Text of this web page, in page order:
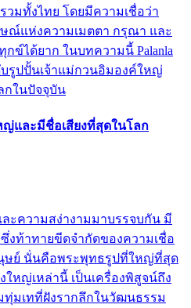
วมทั้งไทย โดยมีความเชื่อว่า
ณ์แห่งความเมตตา กรุณา และ
ข์ได้ยาก ในบทความนี้ Palanla
บรูปปั้นเจ้าแม่กวนอิมองค์ใหญ่
กในปัจจุบัน
และมีชื่อเสียงที่สุดในโลก
ะความสง่างามมาบรรจบกัน มี
งท้าทายขีดจำกัดของความเชื่อ
ษย์ นั่นคือพระพุทธรูปที่ใหญ่ที่สุด
ใหญ่เหล่านี้ เป็นเครื่องพิสูจน์ถึง
มเทที่ฝังรากลึกในวัฒนธรรม